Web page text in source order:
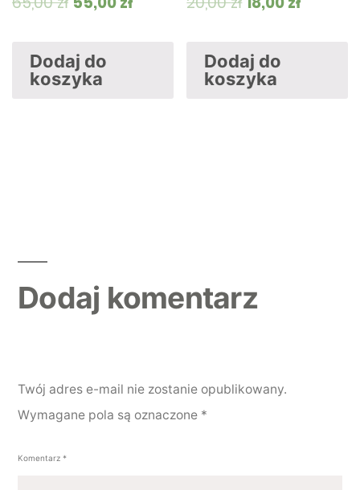
Dodaj do
koszyka
Dodaj do
koszyka
Dodaj komentarz
Twój adres e-mail nie zostanie opublikowany.
Wymagane pola są oznaczone *
Komentarz *